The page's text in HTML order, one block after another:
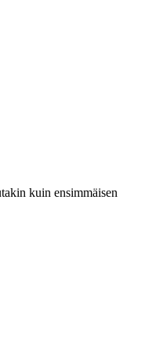
kuin ensimmäisen